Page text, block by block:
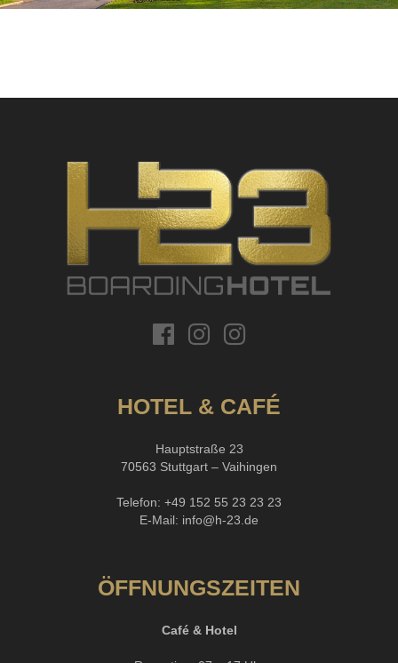
HOTEL & CAFÉ
Hauptstraße 23
70563 Stuttgart – Vaihingen
Telefon: +49 152 55 23 23 23
E-Mail: info@h-23.de
ÖFFNUNGSZEITEN
Café & Hotel